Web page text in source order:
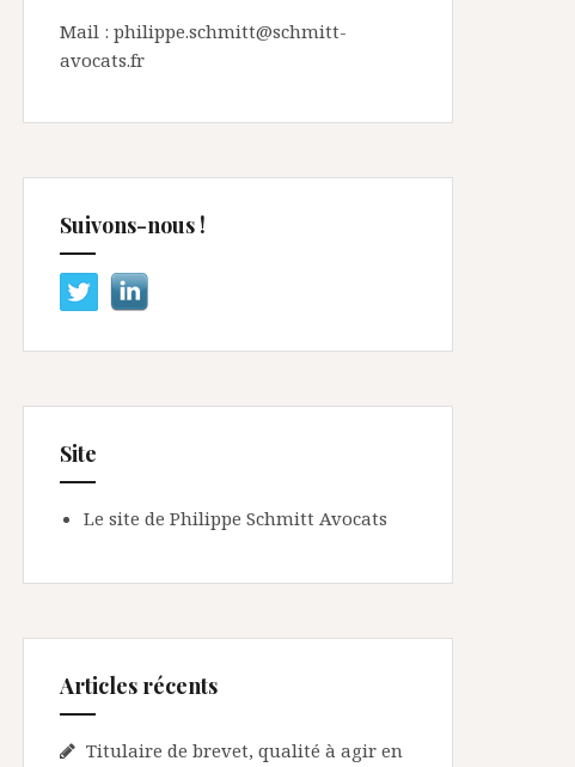
Mail : philippe.schmitt@schmitt-
avocats.fr
Suivons-nous !
Site
Le site de Philippe Schmitt Avocats
Articles récents
Titulaire de brevet, qualité à agir en